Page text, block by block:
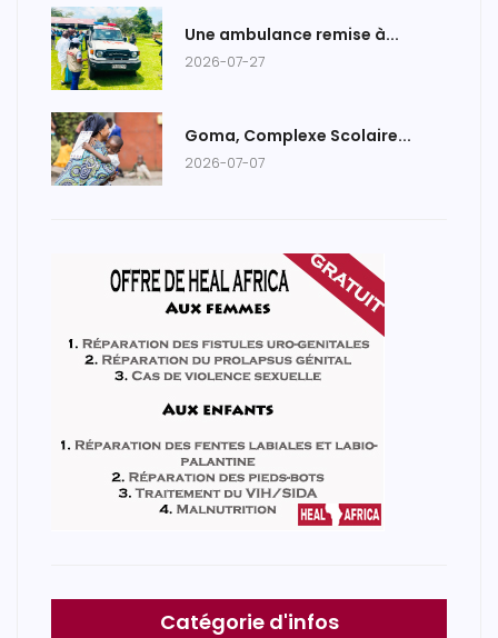
Une ambulance remise à...
2026-07-27
Goma, Complexe Scolaire...
2026-07-07
Catégorie d'infos